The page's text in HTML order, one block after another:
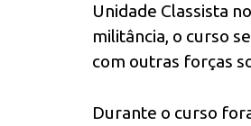
Unidade Classista
militância, o curso
com outras forças
Durante o curso